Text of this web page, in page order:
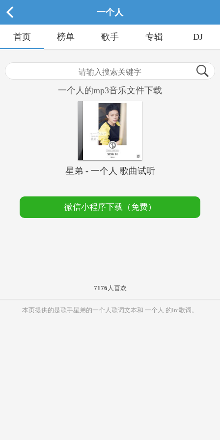
一个人
首页 榜单 歌手 专辑 DJ
一个人的mp3音乐文件下载
星弟 - 一个人 歌曲试听
微信小程序下载（免费）
7176 人喜欢
本页提供的是歌手星弟的一个人歌词文本和 一个人 的lrc歌词。